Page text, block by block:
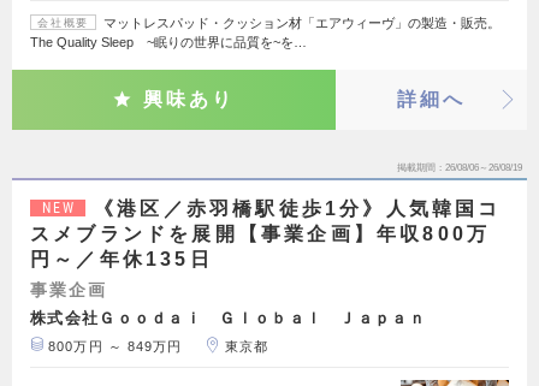
会社概要
マットレスパッド・クッション材「エアウィーヴ」の製造・販売。
The Quality Sleep ~眠りの世界に品質を~を…
興味あり 詳細へ
掲載期間 26/08/06～26/08/19
NEW
《港区／赤羽橋駅徒歩1分》人気韓国コ
スメブランドを展開【事業企画】年収800万
円～／年休135日
事業企画
株式会社Ｇｏｏｄａｉ Ｇｌｏｂａｌ Ｊａｐａｎ
800万円 ～ 849万円 東京都